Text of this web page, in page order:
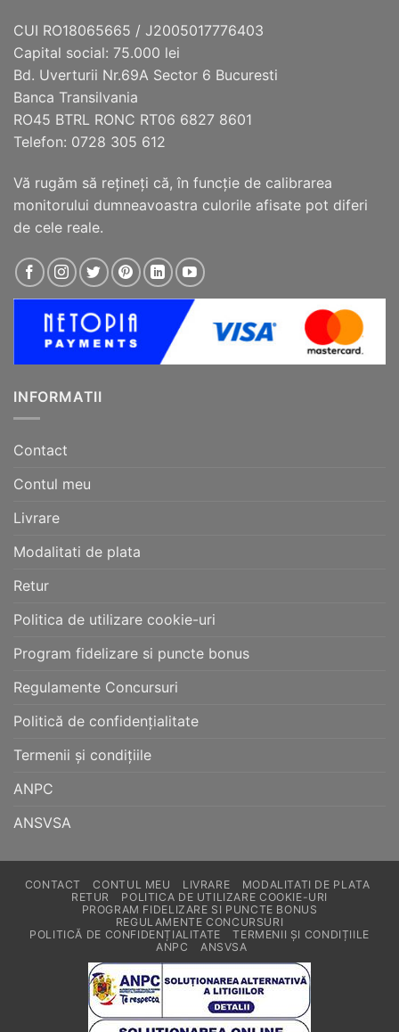
fi
alese
pagina
produsului.
CUI RO18065665 / J2005017776403
Capital social: 75.000 lei
Bd. Uverturii Nr.69A Sector 6 Bucuresti
Banca Transilvania
RO45 BTRL RONC RT06 6827 8601
Telefon: 0728 305 612
Vă rugăm să reţineţi că, în funcţie de calibrarea
monitorului dumneavoastra culorile afisate pot diferi
de cele reale.
INFORMATII
Contact
Contul meu
Livrare
Modalitati de plata
Retur
Politica de utilizare cookie-uri
Program fidelizare si puncte bonus
Regulamente Concursuri
Politică de confidențialitate
Termenii și condițiile
ANPC
ANSVSA
CONTACT CONTUL MEU LIVRARE
MODALITATI DE PLATA
RETUR
POLITICA DE UTILIZARE COOKIE-URI
PROGRAM FIDELIZARE SI PUNCTE BONUS
REGULAMENTE CONCURSURI
POLITICĂ DE CONFIDENȚIALITATE
TERMENII ȘI CONDIȚIILE
ANPC
ANSVSA